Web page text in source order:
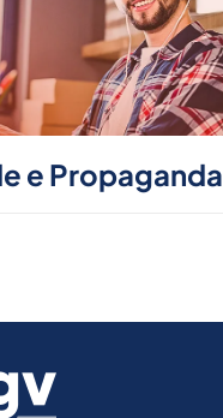
e Propaganda